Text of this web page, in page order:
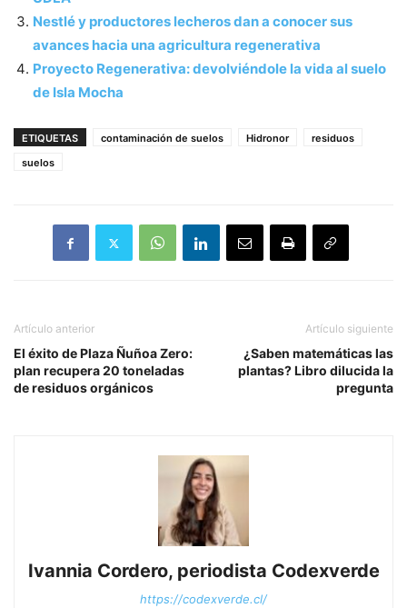
Nestlé y productores lecheros dan a conocer sus
avances hacia una agricultura regenerativa
Proyecto Regenerativa: devolviéndole la vida al suelo
de Isla Mocha
ETIQUETAS contaminación de suelos Hidronor
residuos
suelos
Artículo anterior
El éxito de Plaza Ñuñoa Zero:
plan recupera 20 toneladas
de residuos orgánicos
Artículo siguiente
¿Saben matemáticas las
plantas? Libro dilucida la
pregunta
Ivannia Cordero, periodista Codexverde
https://codexverde.cl/